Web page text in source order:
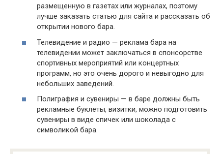
размещенную в газетах или журналах, поэтому
лучше заказать статью для сайта и рассказать об
открытии нового бара.
Телевидение и радио — реклама бара на
телевидении может заключаться в спонсорстве
спортивных мероприятий или концертных
программ, но это очень дорого и невыгодно для
небольших заведений.
Полиграфия и сувениры — в баре должны быть
рекламные буклеты, визитки, можно подготовить
сувениры в виде спичек или шоколада с
символикой бара.